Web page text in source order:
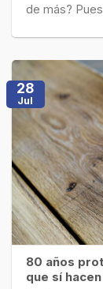
de más?
80 años
que sí
28
Jul